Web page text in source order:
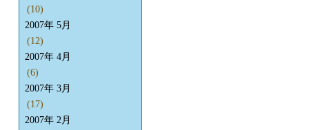
(10)
2007年 5月
(12)
2007年 4月
(6)
2007年 3月
(17)
2007年 2月